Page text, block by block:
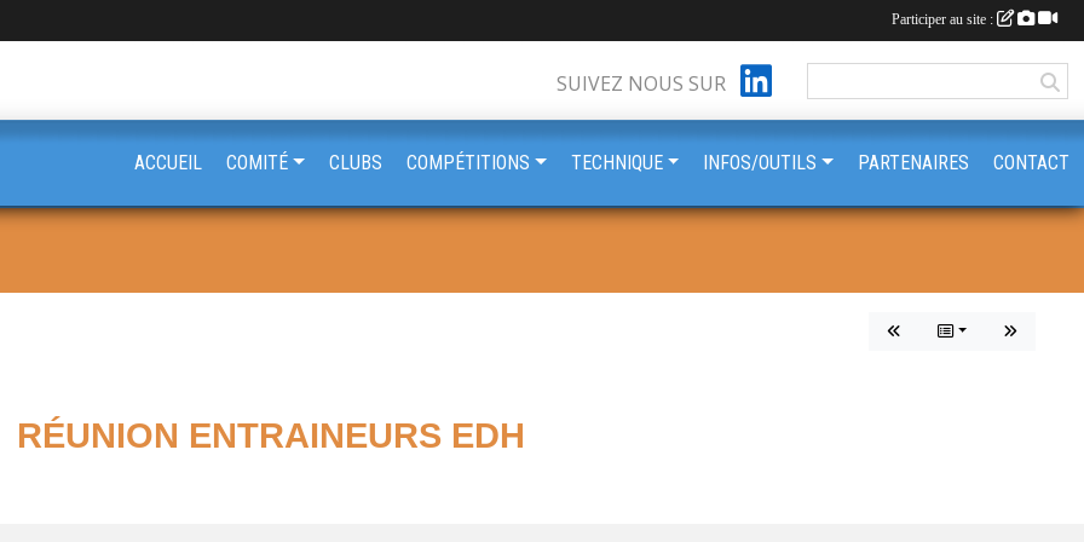
RÉUNION ENTRAINEURS EDH
SUIVEZ NOUS SUR
ACCUEIL COMITÉ CLUBS COMPÉTITIONS TECHNIQUE INFOS/OUTILS PARTENAIRES CONTACT
Participer au site :